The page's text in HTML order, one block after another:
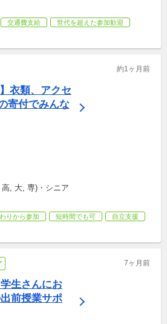
交通費支給
世代を超えた参加歓迎
約1ヶ月前
衣類、アクセ
寄付でみんな
, 大, 専)・シニア
りから参加 短時間でも可
自立支援
7ヶ月前
生さんにお
前授業サポ